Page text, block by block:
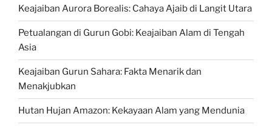
Keajaiban Aurora Borealis: Cahaya Ajaib di Langit Utara
Petualangan di Gurun Gobi: Keajaiban Alam di Tengah
Asia
Keajaiban Gurun Sahara: Fakta Menarik dan
Menakjubkan
Hutan Hujan Amazon: Kekayaan Alam yang Mendunia